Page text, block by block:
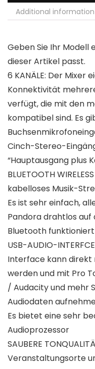
Additional information
Geben Sie Ihr Modell
dieser Artikel passt.
6 KANÄLE: Der
Konnektivität
verfügt, die mit den
kompatibel sind. Es
Cinch-Stereo-
“Hauptausgang plus
BLUETOOTH
kabelloses Musik-
Es ist sehr einfach,
Pandora drahtlos auf
Bluetooth funktioniert
USB-AUDIO-
Interface kann direkt
werden und mit Pro
/ Audacity und mehr
Audiodaten
Es bietet eine sehr
Audioprozessor
SAUBERE
Veranstaltungsorte